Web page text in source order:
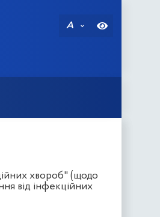
A
хвороб" (щодо
від інфекційних